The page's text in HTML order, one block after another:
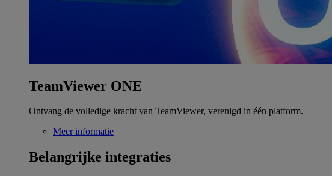
TeamViewer ONE
Ontvang de volledige kracht van TeamViewer, verenigd in één platform.
Meer informatie
Belangrijke integraties